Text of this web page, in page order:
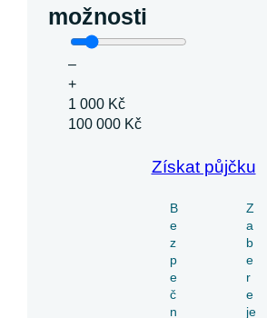
možnosti
–
+
1 000 Kč
100 000 Kč
Získat půjčku
B
e
z
p
e
č
n
Z
a
b
e
r
e
je